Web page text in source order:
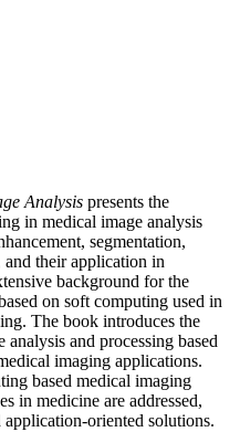
Analysis presents the
in medical image analysis
segmentation,
their application in
background for the
on soft computing used in
The book introduces the
and processing based
imaging applications.
based medical imaging
in medicine are addressed,
oriented solutions.